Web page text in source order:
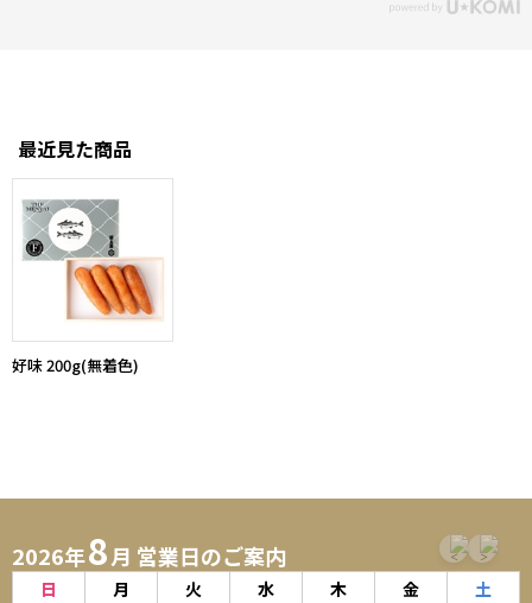
最近見た商品
好味 200g(無着色)
2026年8月 営業日のご案内
日 月 火 水 木 金 土